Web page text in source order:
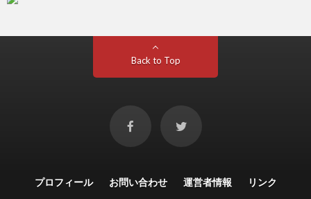
Back to Top
プロフィール お問い合わせ 運営者情報 リンク